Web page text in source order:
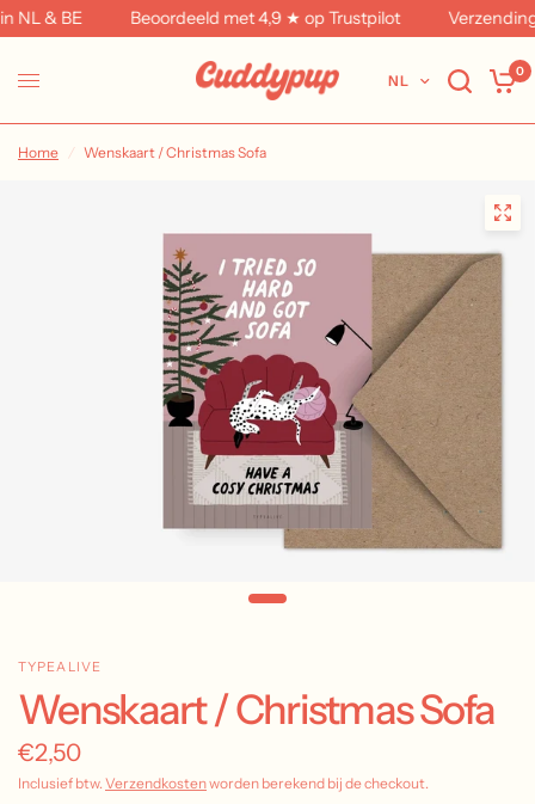
& BE Beoordeeld met 4,9 ★ op Trustpilot Verzending
NL
0
Home / Wenskaart / Christmas Sofa
TYPEALIVE
Wenskaart / Christmas Sofa
€2,50
Inclusief btw. Verzendkostenworden berekend bij de checkout.